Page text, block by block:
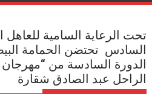
تحت الرعاية السامية
السادس تحتضن الحمامة
الدورة السادسة من “مهرجان
الراحل عبد الصادق شقارة